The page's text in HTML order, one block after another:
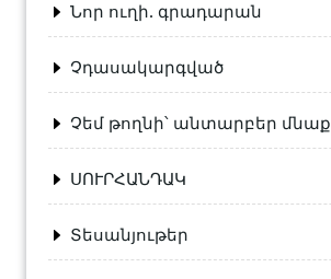
Նոր ուղի. գրադարան
Չդասակարգված
Չեմ թողնի՝ անտարբեր մնաք
ՍՈՒՐՀԱՆԴԱԿ
Տեսանյութեր